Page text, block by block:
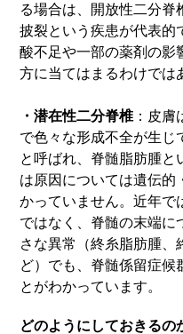
る場合は、開放性二分脊
披裂という疾患が代表的
酸不足や一部の薬剤の影
方に当てはまるわけでは
・潜在性二分脊椎 ：皮
で色々な形成不全が生じ
と呼ばれ、脊髄脂肪腫と
は原因については遺伝的
かっていません。近年で
ではなく、脊髄の末端に
さな異常（終糸脂肪腫、
ど）でも、脊髄係留症候
とがわかっています。
どのようにしておきる